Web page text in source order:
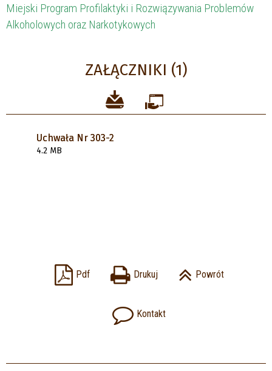
Miejski Program Profilaktyki i Rozwiązywania Problemów
Alkoholowych oraz Narkotykowych
ZAŁĄCZNIKI (1)
Uchwała Nr 303-2
4.2 MB
Pdf Drukuj Powrót
Kontakt